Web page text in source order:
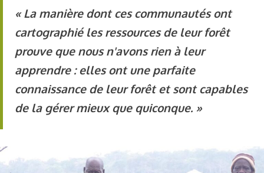
« La manière dont ces communautés ont
cartographié les ressources de leur forêt
prouve que nous n'avons rien à leur
apprendre : elles ont une parfaite
connaissance de leur forêt et sont capables
de la gérer mieux que quiconque. »